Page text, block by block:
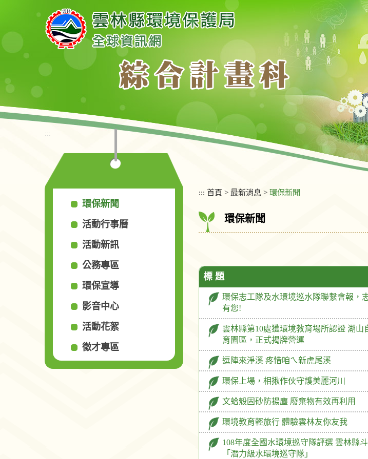
要
內
塊
:::
環保新聞
活動行事曆
活動新訊
公務專區
環保宣導
影音中心
活動花絮
徵才專區
::: 首頁 > 最新消息 > 環保新聞
環保新聞
標 題
環保志工隊及水環境巡水隊聯繫會報，
有您!
雲林縣第10處獲環境教育場所認證 湖山
育園區，正式揭牌營運
逗陣來淨溪 疼惜咱ㄟ新虎尾溪
環保上場，相揪作伙守護美麗河川
文蛤殼固砂防揚塵 廢棄物有效再利用
環境教育輕旅行 體驗雲林友你友我
108年度全國水環境巡守隊評選 雲林縣
「潛力級水環境巡守隊」